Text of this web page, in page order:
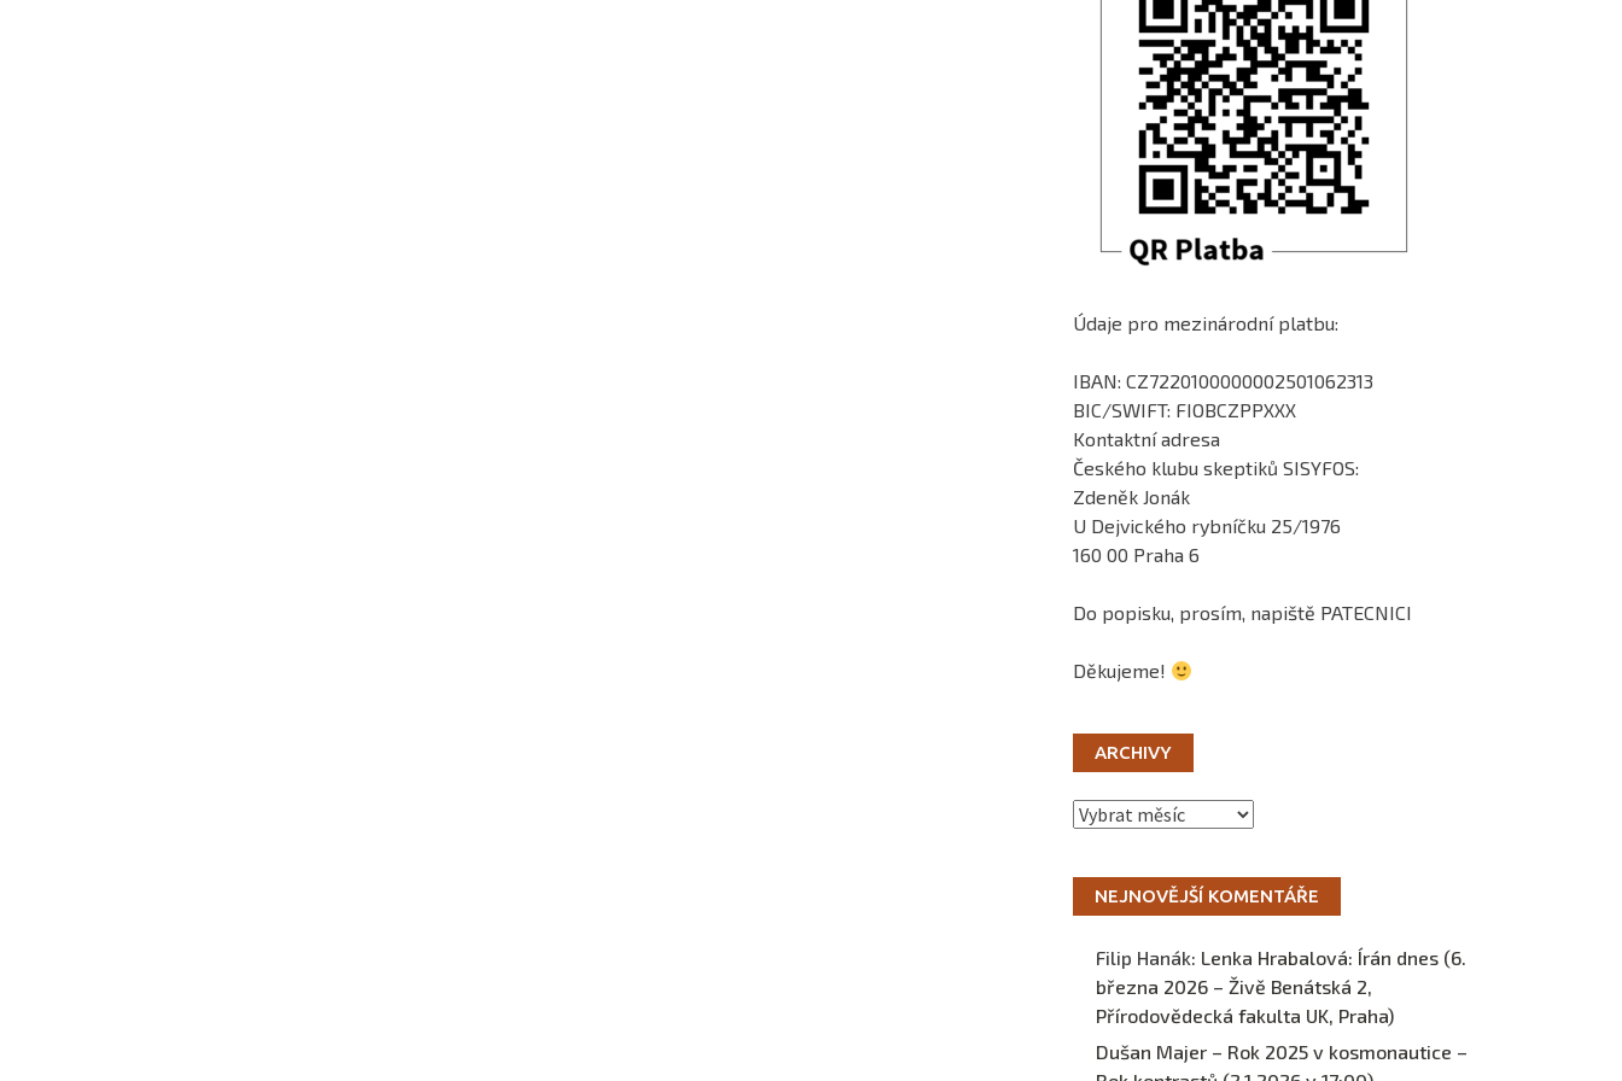
Údaje pro mezinárodní platbu:
IBAN: CZ7220100000002501062313
BIC/SWIFT: FIOBCZPPXXX
Kontaktní adresa
Českého klubu skeptiků SISYFOS:
Zdeněk Jonák
U Dejvického rybníčku 25/1976
160 00 Praha 6
Do popisku, prosím, napiště PATECNICI
Děkujeme!
ARCHIVY
Archivy
NEJNOVĚJŠÍ KOMENTÁŘE
Filip Hanák: Lenka Hrabalová: Írán dnes (6.
března 2026 – Živě Benátská 2,
Přírodovědecká fakulta UK, Praha)
Dušan Majer – Rok 2025 v kosmonautice –